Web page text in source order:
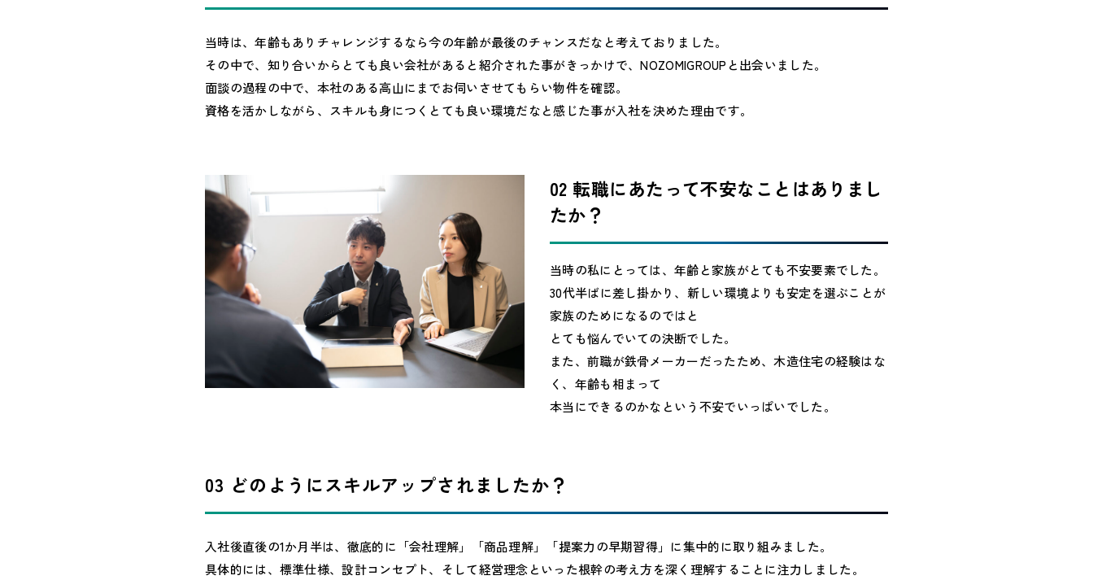
当時は、年齢もありチャレンジするなら今の年齢が最後のチャンスだなと考えておりました。
その中で、知り合いからとても良い会社があると紹介された事がきっかけで、NOZOMIGROUPと出会いました。
面談の過程の中で、本社のある高山にまでお伺いさせてもらい物件を確認。
資格を活かしながら、スキルも身につくとても良い環境だなと感じた事が入社を決めた理由です。
02 転職にあたって不安なことはありまし
たか？
当時の私にとっては、年齢と家族がとても不安要素でした。
30代半ばに差し掛かり、新しい環境よりも安定を選ぶことが
家族のためになるのではと
とても悩んでいての決断でした。
また、前職が鉄骨メーカーだったため、木造住宅の経験はな
く、年齢も相まって
本当にできるのかなという不安でいっぱいでした。
03 どのようにスキルアップされましたか？
入社後直後の1か月半は、徹底的に「会社理解」「商品理解」「提案力の早期習得」に集中的に取り組みました。
具体的には、標準仕様、設計コンセプト、そして経営理念といった根幹の考え方を深く理解することに注力しました。